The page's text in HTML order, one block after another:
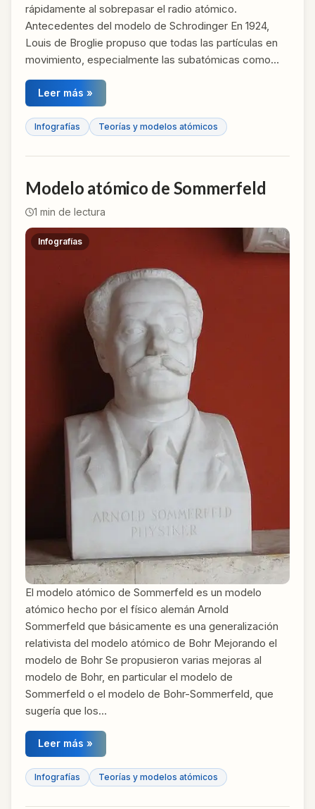
rápidamente al sobrepasar el radio atómico.
Antecedentes del modelo de Schrodinger En 1924,
Louis de Broglie propuso que todas las partículas en
movimiento, especialmente las subatómicas como…
Leer más »
Infografías Teorías y modelos atómicos
Modelo atómico de Sommerfeld
1 min de lectura
Infografías
El modelo atómico de Sommerfeld​ es un modelo
atómico hecho por el físico alemán Arnold
Sommerfeld que básicamente es una generalización
relativista del modelo atómico de Bohr Mejorando el
modelo de Bohr Se propusieron varias mejoras al
modelo de Bohr, en particular el modelo de
Sommerfeld o el modelo de Bohr-Sommerfeld, que
sugería que los…
Leer más »
Infografías Teorías y modelos atómicos